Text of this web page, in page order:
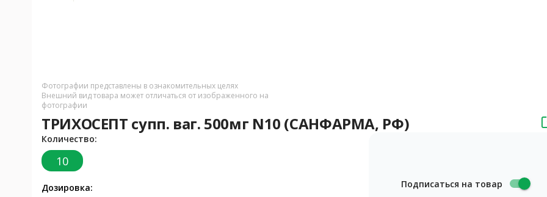
Фотографии представлены в ознакомительных целях
Внешний вид товара может отличаться от изображенного на
фотографии
ТРИХОСЕПТ супп. ваг. 500мг N10 (САНФАРМА, РФ)
Количество:
10
Дозировка: Подписаться на товар